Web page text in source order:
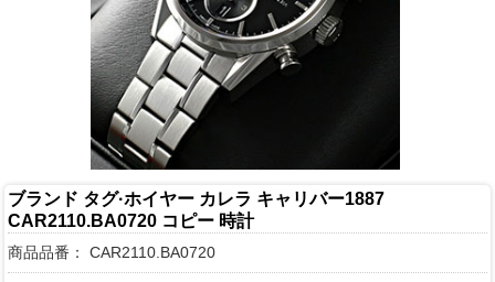
ブランド タグ·ホイヤー カレラ キャリバー1887
CAR2110.BA0720 コピー 時計
商品品番： CAR2110.BA0720